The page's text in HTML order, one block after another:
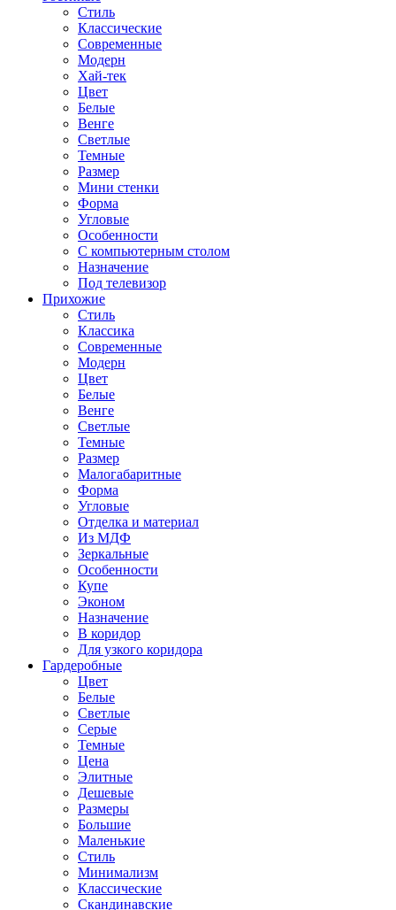
Стиль
Классические
Современные
Модерн
Хай-тек
Цвет
Белые
Венге
Светлые
Темные
Размер
Мини стенки
Форма
Угловые
Особенности
С компьютерным столом
Назначение
Под телевизор
Прихожие
Стиль
Классика
Современные
Модерн
Цвет
Белые
Венге
Светлые
Темные
Размер
Малогабаритные
Форма
Угловые
Отделка и материал
Из МДФ
Зеркальные
Особенности
Купе
Эконом
Назначение
В коридор
Для узкого коридора
Гардеробные
Цвет
Белые
Светлые
Серые
Темные
Цена
Элитные
Дешевые
Размеры
Большие
Маленькие
Стиль
Минимализм
Классические
Скандинавские